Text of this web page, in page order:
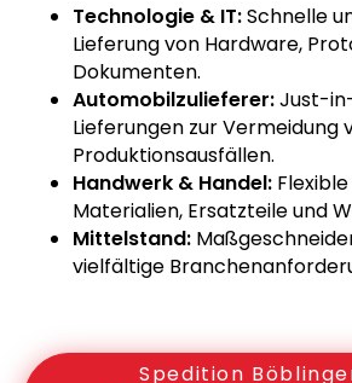
Technologie & IT:Schnelle
Lieferung von Hardware,
Dokumenten.
Automobilzulieferer:Just-
Lieferungen zur Vermeidung
Produktionsausfällen.
Handwerk & Handel:
Materialien, Ersatzteile und
Mittelstand:
vielfältige
Spedition